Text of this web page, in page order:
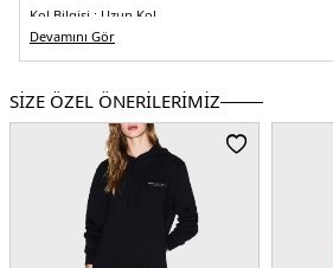
Kol Bilgisi : Uzun Kol
Detay:
Kalıp Bilgisi :Regular Fit
Üretim Yeri :Kamboçya
5DK26DYA73YJFYZ1200.07
Devamını Gör
SİZE ÖZEL ÖNERİLERİMİZ